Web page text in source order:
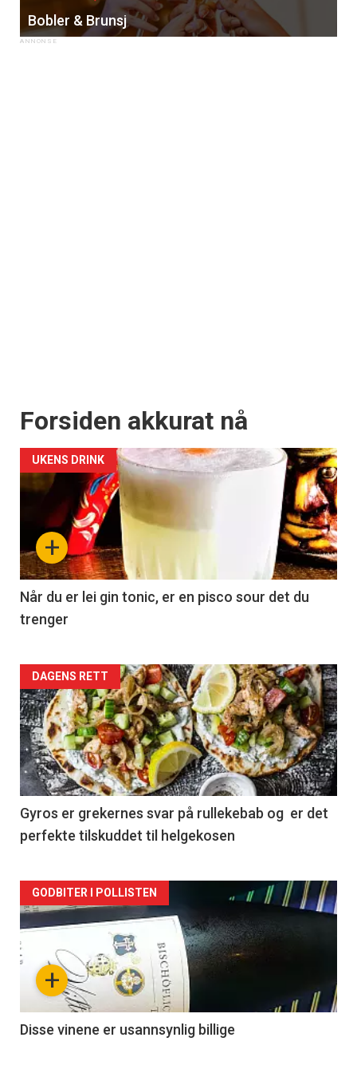
Bobler & Brunsj
Forsiden akkurat nå
+
UKENS DRINK
Når du er lei gin tonic, er en pisco sour det du
trenger
Forsiden
akkurat
nå
-
2
DAGENS RETT
Gyros er grekernes svar på rullekebab og er det
perfekte tilskuddet til helgekosen
Forsiden
akkurat
nå
3
+
GODBITER I POLLISTEN
Disse vinene er usannsynlig billige